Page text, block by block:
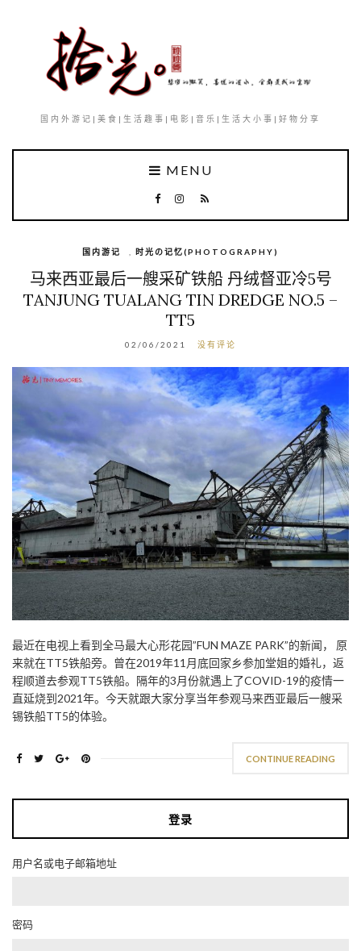
国内外游记|美食|生活趣事|电影|音乐|生活大小事|好物分享
MENU
国内游记 时光の记忆(PHOTOGRAPHY)
马来西亚最后一艘采矿铁船 丹绒督亚冷5号
TANJUNG TUALANG TIN DREDGE NO.5 –
TT5
02/06/2021 没有评论
最近在电视上看到全马最大心形花园”FUN MAZE PARK”的新闻， 原
来就在TT5铁船旁。曾在2019年11月底回家乡参加堂姐的婚礼，返
程顺道去参观TT5铁船。隔年的3月份就遇上了COVID-19的疫情一
直延烧到2021年。今天就跟大家分享当年参观马来西亚最后一艘采
锡铁船TT5的体验。
CONTINUE READING
登录
用户名或电子邮箱地址
密码